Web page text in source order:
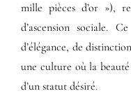
mille pièces d’or »),
d’ascension sociale.
d’élégance, de
une culture où la
d’un statut désiré.